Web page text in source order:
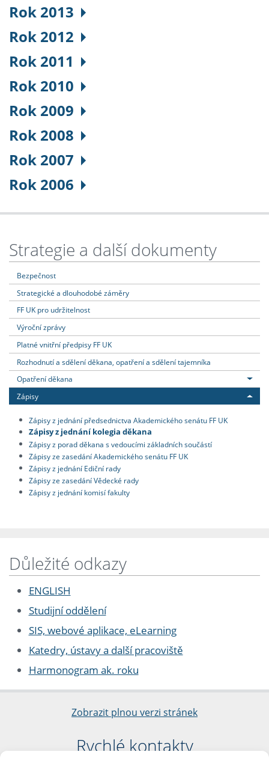
Rok 2013
Rok 2012
Rok 2011
Rok 2010
Rok 2009
Rok 2008
Rok 2007
Rok 2006
Strategie a další dokumenty
Bezpečnost
Strategické a dlouhodobé záměry
FF UK pro udržitelnost
Výroční zprávy
Platné vnitřní předpisy FF UK
Rozhodnutí a sdělení děkana, opatření a sdělení tajemníka
Opatření děkana
Zápisy
Zápisy z jednání předsednictva Akademického senátu FF UK
Zápisy z jednání kolegia děkana
Zápisy z porad děkana s vedoucími základních součástí
Zápisy ze zasedání Akademického senátu FF UK
Zápisy z jednání Ediční rady
Zápisy ze zasedání Vědecké rady
Zápisy z jednání komisí fakulty
Důležité odkazy
ENGLISH
Studijní oddělení
SIS, webové aplikace, eLearning
Katedry, ústavy a další pracoviště
Harmonogram ak. roku
Zobrazit plnou verzi stránek
Rychlé kontakty